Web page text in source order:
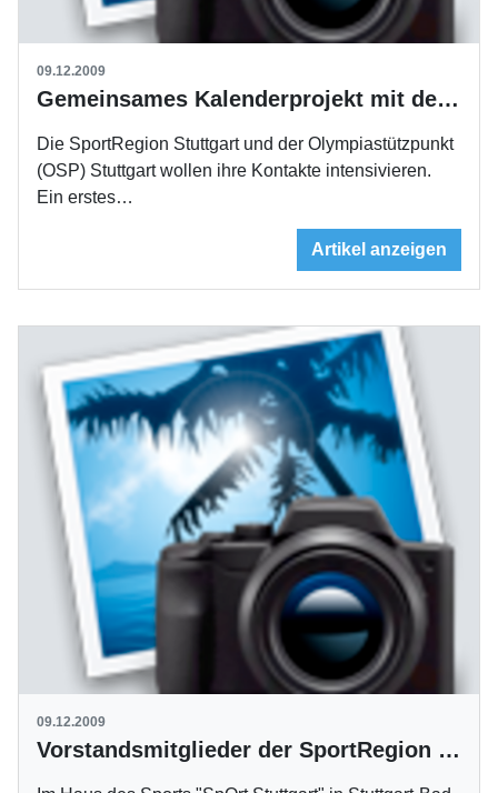
09.12.2009
Gemeinsames Kalenderprojekt mit dem OSP
Die SportRegion Stuttgart und der Olympiastützpunkt
(OSP) Stuttgart wollen ihre Kontakte intensivieren.
Ein erstes…
Artikel anzeigen
09.12.2009
Vorstandsmitglieder der SportRegion gewählt